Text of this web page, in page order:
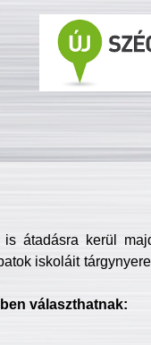
átadásra kerül
iskoláit
választhatnak: